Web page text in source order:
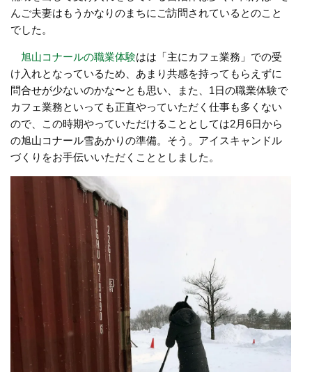
んご夫妻はもうかなりのまちにご訪問されているとのこと
でした。
旭山コナールの職業体験はは「主にカフェ業務」での受
け入れとなっているため、あまり共感を持ってもらえずに
問合せが少ないのかな〜とも思い、また、1日の職業体験で
カフェ業務といっても正直やっていただく仕事も多くない
ので、この時期やっていただけることとしては2月6日から
の旭山コナール雪あかりの準備。そう。アイスキャンドル
づくりをお手伝いいただくこととしました。